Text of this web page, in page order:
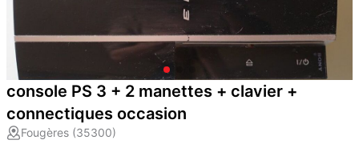
console PS 3 + 2 manettes + clavier +
connectiques occasion
Fougères (35300)